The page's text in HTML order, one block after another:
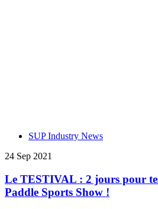
SUP Industry News
24 Sep 2021
Le TESTIVAL : 2 jours pour
Paddle Sports Show !